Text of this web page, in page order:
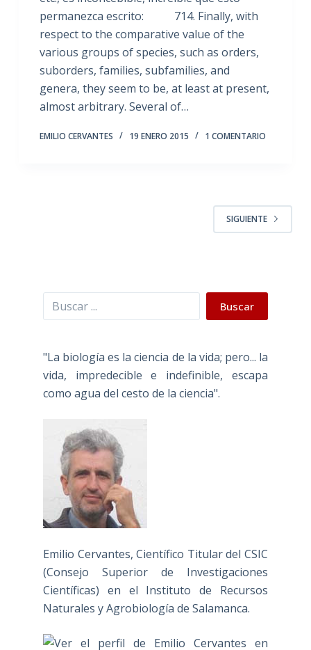
permanezca escrito: 714. Finally, with
respect to the comparative value of the
various groups of species, such as orders,
suborders, families, subfamilies, and
genera, they seem to be, at least at present,
almost arbitrary. Several of…
EMILIO CERVANTES 19 ENERO 2015 1 COMENTARIO
SIGUIENTE
Buscar Buscar
"La biología es la ciencia de la vida; pero... la
vida, impredecible e indefinible, escapa
como agua del cesto de la ciencia".
Emilio Cervantes, Científico Titular del CSIC
(Consejo Superior de Investigaciones
Científicas) en el Instituto de Recursos
Naturales y Agrobiología de Salamanca.